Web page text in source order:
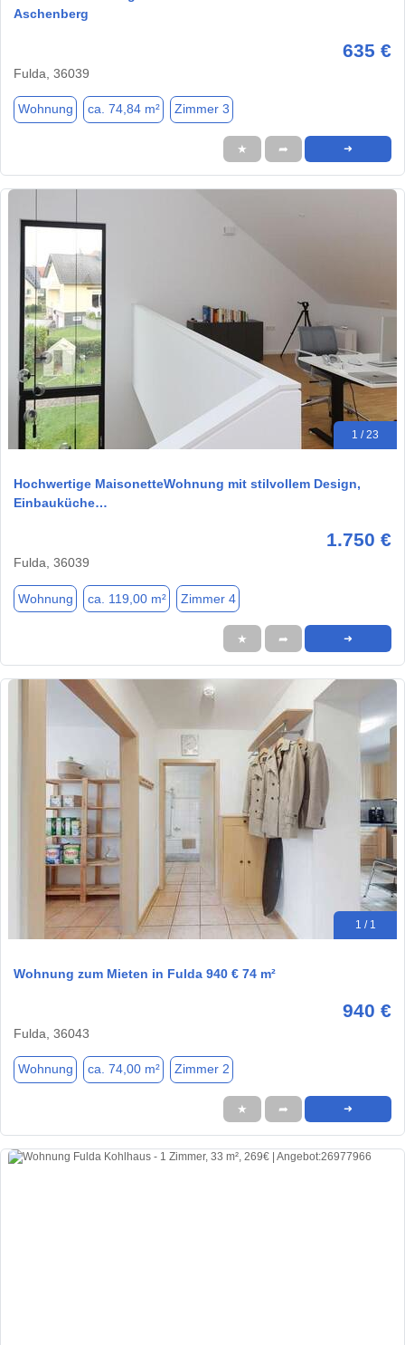
Aschenberg
635 €
Fulda, 36039
Wohnung ca. 74,84 m² Zimmer 3
★ ➦ ➜
1 / 23
Hochwertige MaisonetteWohnung mit stilvollem Design,
Einbauküche…
1.750 €
Fulda, 36039
Wohnung ca. 119,00 m² Zimmer 4
★ ➦ ➜
1 / 1
Wohnung zum Mieten in Fulda 940 € 74 m²
940 €
Fulda, 36043
Wohnung ca. 74,00 m² Zimmer 2
★ ➦ ➜